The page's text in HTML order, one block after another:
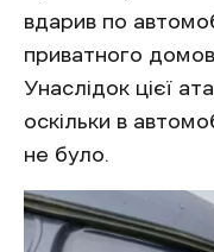
вдарив по
приватного
Унаслідок цієї
оскільки в
не було.